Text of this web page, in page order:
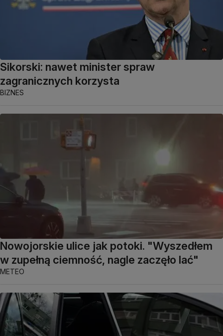
Sikorski: nawet minister spraw
zagranicznych korzysta
BIZNES
Nowojorskie ulice jak potoki. "Wyszedłem
w zupełną ciemność, nagle zaczęło lać"
METEO